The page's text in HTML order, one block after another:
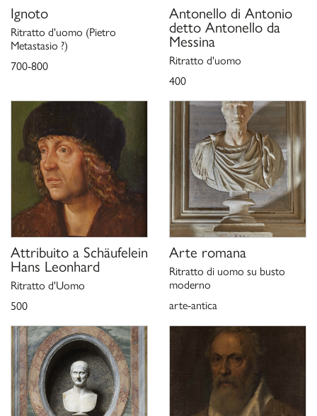
Ignoto
Ritratto d'uomo (Pietro
Metastasio ?)
700-800
Antonello di Antonio
detto Antonello da
Messina
Ritratto d'uomo
400
Attribuito a Schäufelein
Hans Leonhard
Ritratto d'Uomo
500
Arte romana
Ritratto di uomo su busto
moderno
arte-antica